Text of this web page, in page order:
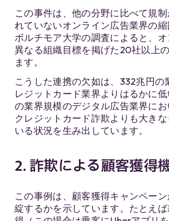
この事件は、他の分野に比べて規
れていないオンライン広告業界の
ボルチモア大学の調査によると、
異なる組織目標を掲げた20社以上
ます。
こうした連携の欠如は、332兆円の
レジットカード業界よりはるかに
の業界規模のデジタル広告業界に
クレジットカード詐欺よりも大き
いる状況を生み出しています。
2. 詐欺による顧客獲得
この事例は、顧客獲得キャンペー
綻するかを示しています。たとえ